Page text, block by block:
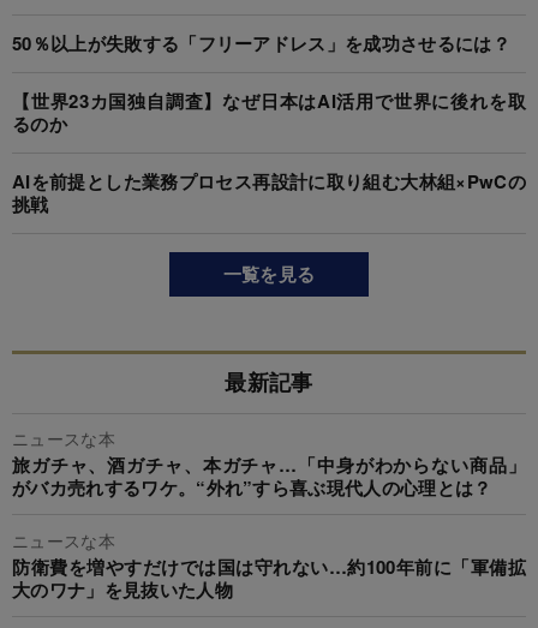
50％以上が失敗する「フリーアドレス」を成功させるには？
【世界23カ国独自調査】なぜ日本はAI活用で世界に後れを取
るのか
AIを前提とした業務プロセス再設計に取り組む大林組×PwCの
挑戦
一覧を見る
最新記事
ニュースな本
旅ガチャ、酒ガチャ、本ガチャ…「中身がわからない商品」
がバカ売れするワケ。“外れ”すら喜ぶ現代人の心理とは？
ニュースな本
防衛費を増やすだけでは国は守れない…約100年前に「軍備拡
大のワナ」を見抜いた人物